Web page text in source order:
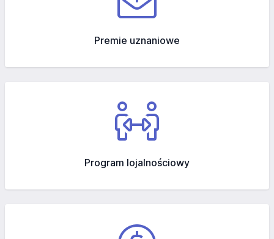
Premie uznaniowe
Program lojalnościowy